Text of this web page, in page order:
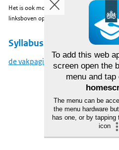
Het is ook mogelijk om examens uit
linksboven op
Syllabus
de vakpagina op examenblad
To add this web
screen open the
menu and tap
The menu can be
the menu hardware
has one, or by tapping
icon